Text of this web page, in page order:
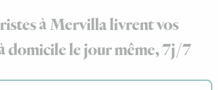
à Mervilla livrent vos
domicile le jour même, 7j/7